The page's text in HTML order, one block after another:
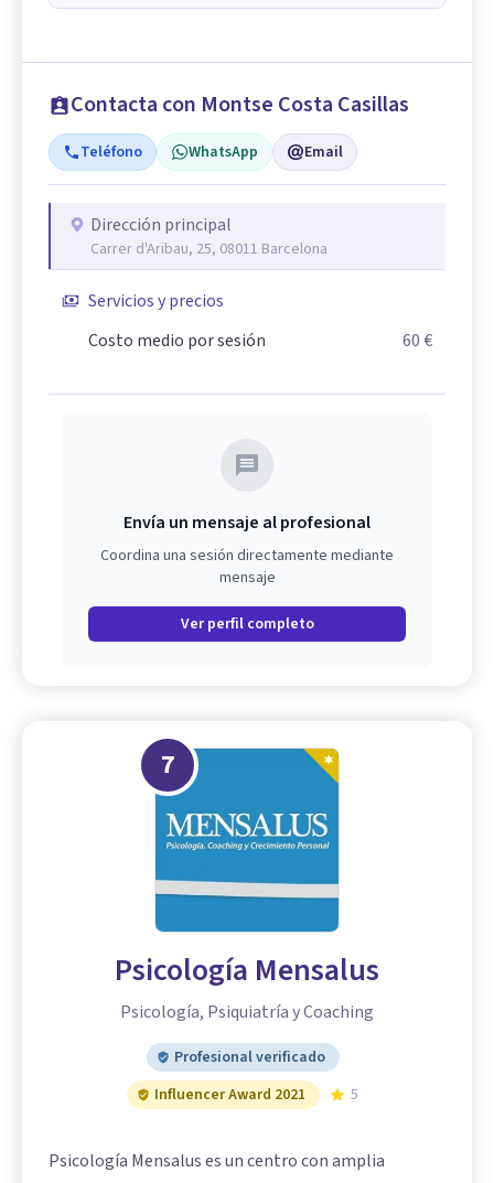
Contacta con Montse Costa Casillas
Teléfono WhatsApp Email
Dirección principal
Carrer d'Aribau, 25, 08011 Barcelona
Servicios y precios
Costo medio por sesión
60 €
Envía un mensaje al profesional
Coordina una sesión directamente mediante
mensaje
Ver perfil completo
7
Psicología Mensalus
Psicología, Psiquiatría y Coaching
Profesional verificado
Influencer Award 2021
5
Psicología Mensalus es un centro con amplia